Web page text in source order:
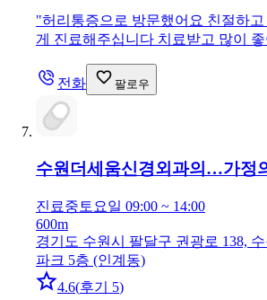
"허리통증으로 방문했어요 친절하
게 진료해주십니다 치료받고 많이
전화 팔로우
수원더세움신경외과의…가정
진료중 토요일 09:00 ~ 14:00
600m
경기도 수원시 팔달구 권광로 138,
파크 5층 (인계동)
4.6(후기 5)